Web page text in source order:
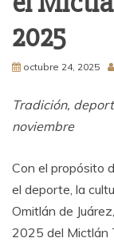
2025
octubre 24, 2025
Tradición,
noviembre
Con el propósito
el deporte, la
Omitlán de
2025 del Mictlán